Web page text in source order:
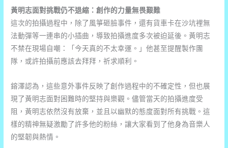
黃明志面對挑戰仍不退縮：創作的力量無畏艱難
這次的拍攝過程中，除了風箏砸臉事件，還有貨車卡在沙坑裡無
法動彈等一連串的小插曲，導致拍攝進度多次被迫延後。黃明志
不禁在現場自嘲：「今天真的不太幸運。」他甚至提醒製作團
隊，或許拍攝前應該去拜拜，祈求順利。
鎔澤認為，這些意外事件反映了創作過程中的不確定性，但也展
現了黃明志面對困難時的堅持與樂觀。儘管當天的拍攝進度受
阻，黃明志依然沒有放棄，並且以幽默的態度面對所有挑戰。這
樣的精神無疑激勵了許多他的粉絲，讓大家看到了他身為音樂人
的堅韌與熱情。